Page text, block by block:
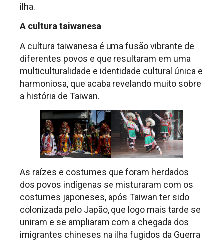
ilha.
A cultura taiwanesa
A cultura taiwanesa é uma fusão vibrante de
diferentes povos e que resultaram em uma
multiculturalidade e identidade cultural única e
harmoniosa, que acaba revelando muito sobre
a história de Taiwan.
As raízes e costumes que foram herdados
dos povos indígenas se misturaram com os
costumes japoneses, após Taiwan ter sido
colonizada pelo Japão, que logo mais tarde se
uniram e se ampliaram com a chegada dos
imigrantes chineses na ilha fugidos da Guerra